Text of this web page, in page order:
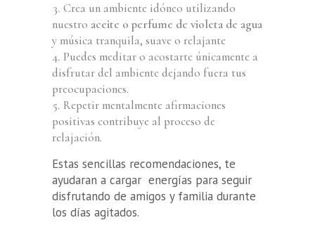
Crea un ambiente idóneo utilizando
nuestro aceite o perfume de violeta de agua
y música tranquila, suave o relajante
Puedes meditar o acostarte únicamente a
disfrutar del ambiente dejando fuera tus
preocupaciones.
Repetir mentalmente afirmaciones
positivas contribuye al proceso de
relajación.
Estas sencillas recomendaciones, te
ayudaran a cargar energías para seguir
disfrutando de amigos y familia durante
los días agitados.